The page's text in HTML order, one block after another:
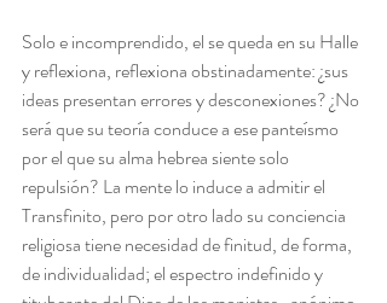
Solo e incomprendido, el se queda en su Halle
y reflexiona, reflexiona obstinadamente: ¿sus
ideas presentan errores y desconexiones? ¿No
será que su teoría conduce a ese panteísmo
por el que su alma hebrea siente solo
repulsión? La mente lo induce a admitir el
Transfinito, pero por otro lado su conciencia
religiosa tiene necesidad de finitud, de forma,
de individualidad; el espectro indefinido y